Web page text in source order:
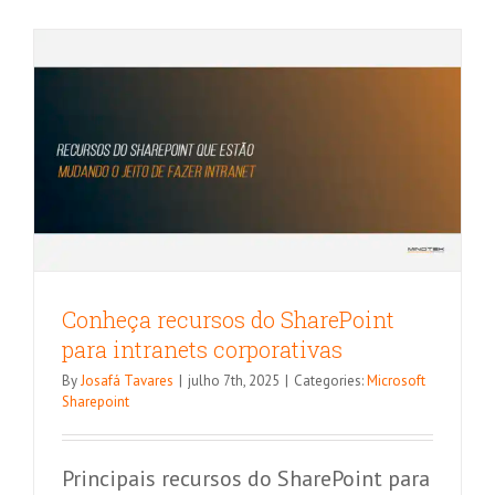
Conheça recursos do SharePoint
para intranets corporativas
ByJosafá Tavares | julho 7th, 2025 | Categories:Microsoft
Sharepoint
Principais recursos do SharePoint para